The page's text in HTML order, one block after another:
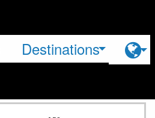
Destinations